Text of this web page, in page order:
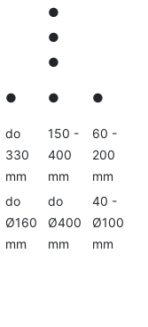
●
●
●
● ● ●
do
330
mm
150 -
400
mm
60 -
200
mm
do
Ø160
mm
do
Ø400
mm
40 -
Ø100
mm